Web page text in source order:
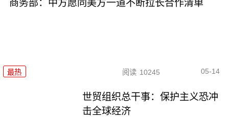
商务部：中方愿同美方一道不断拉长合作清单
最热 阅读 10245 05-14
世贸组织总干事：保护主义恐冲
击全球经济